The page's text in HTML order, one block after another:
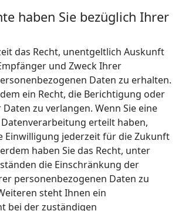
haben Sie bezüglich Ihrer
das Recht, unentgeltlich Auskunft
und Zweck Ihrer
Daten zu erhalten.
ein Recht, die Berichtigung oder
zu verlangen. Wenn Sie eine
erteilt haben,
Einwilligung jederzeit für die Zukunft
haben Sie das Recht, unter
die Einschränkung der
personenbezogenen Daten zu
steht Ihnen ein
bei der zuständigen